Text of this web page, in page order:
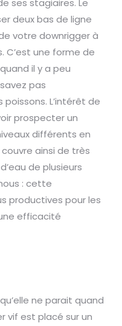
ses stagiaires. Le
deux bas de ligne
votre downrigger à
C’est une forme de
il y a peu
pas
L’intérêt de
prospecter un
différents en
ainsi de très
de plusieurs
: cette
productives pour les
efficacité
ne parait quand
vif est placé sur un